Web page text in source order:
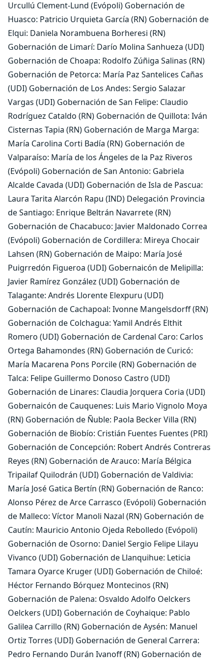
Urcullú Clement-Lund (Evópoli) Gobernación de
Huasco: Patricio Urquieta García (RN) Gobernación de
Elqui: Daniela Norambuena Borheresi (RN)
Gobernación de Limarí: Darío Molina Sanhueza (UDI)
Gobernación de Choapa: Rodolfo Zúñiga Salinas (RN)
Gobernación de Petorca: María Paz Santelices Cañas
(UDI) Gobernación de Los Andes: Sergio Salazar
Vargas (UDI) Gobernación de San Felipe: Claudio
Rodríguez Cataldo (RN) Gobernación de Quillota: Iván
Cisternas Tapia (RN) Gobernación de Marga Marga:
María Carolina Corti Badía (RN) Gobernación de
Valparaíso: María de los Ángeles de la Paz Riveros
(Evópoli) Gobernación de San Antonio: Gabriela
Alcalde Cavada (UDI) Gobernación de Isla de Pascua:
Laura Tarita Alarcón Rapu (IND) Delegación Provincia
de Santiago: Enrique Beltrán Navarrete (RN)
Gobernación de Chacabuco: Javier Maldonado Correa
(Evópoli) Gobernación de Cordillera: Mireya Chocair
Lahsen (RN) Gobernación de Maipo: María José
Puigrredón Figueroa (UDI) Gobernaicón de Melipilla:
Javier Ramírez González (UDI) Gobernación de
Talagante: Andrés Llorente Elexpuru (UDI)
Gobernación de Cachapoal: Ivonne Mangelsdorff (RN)
Gobernación de Colchagua: Yamil Andrés Elthit
Romero (UDI) Gobernación de Cardenal Caro: Carlos
Ortega Bahamondes (RN) Gobernación de Curicó:
María Macarena Pons Porcile (RN) Gobernación de
Talca: Felipe Guillermo Donoso Castro (UDI)
Gobernación de Linares: Claudia Jorquera Coria (UDI)
Gobernaicón de Cauquenes: Luis Mario Vignolo Moya
(RN) Gobernación de Ñuble: Paola Becker Villa (RN)
Gobernación de Biobío: Cristián Fuentes Fuentes (PRI)
Gobernación de Concepción: Robert Andrés Contreras
Reyes (RN) Gobernación de Arauco: María Bélgica
Tripailaf Quilodrán (UDI) Gobernación de Valdivia:
María José Gatica Bertín (RN) Gobernación de Ranco:
Alonso Pérez de Arce Carrasco (Evópoli) Gobernación
de Malleco: Víctor Manoli Nazal (RN) Gobernación de
Cautín: Mauricio Antonio Ojeda Rebolledo (Evópoli)
Gobernación de Osorno: Daniel Sergio Felipe Lilayu
Vivanco (UDI) Gobernación de Llanquihue: Leticia
Tamara Oyarce Kruger (UDI) Gobernación de Chiloé:
Héctor Fernando Bórquez Montecinos (RN)
Gobernación de Palena: Osvaldo Adolfo Oelckers
Oelckers (UDI) Gobernación de Coyhaique: Pablo
Galilea Carrillo (RN) Gobernación de Aysén: Manuel
Ortiz Torres (UDI) Gobernación de General Carrera:
Pedro Fernando Durán Ivanoff (RN) Gobernación de